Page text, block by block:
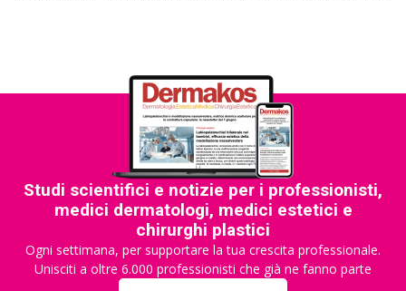
Studi scientifici e notizie per i professionisti,
medici dermatologi, medici estetici e
chirurghi plastici
Ogni settimana, per supportare la tua crescita professionale.
Unisciti a oltre 6.000 professionisti che già ne fanno parte